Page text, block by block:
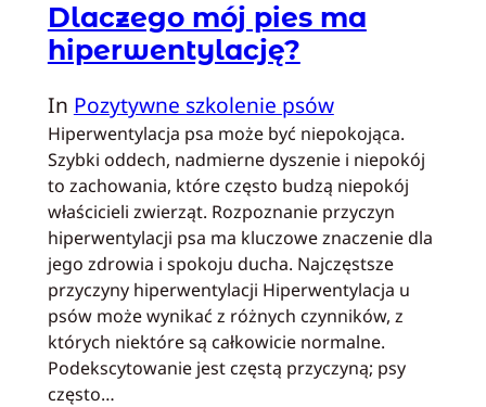
Dlaczego mój pies ma
hiperwentylację?
In Pozytywne szkolenie psów
Hiperwentylacja psa może być niepokojąca.
Szybki oddech, nadmierne dyszenie i niepokój
to zachowania, które często budzą niepokój
właścicieli zwierząt. Rozpoznanie przyczyn
hiperwentylacji psa ma kluczowe znaczenie dla
jego zdrowia i spokoju ducha. Najczęstsze
przyczyny hiperwentylacji Hiperwentylacja u
psów może wynikać z różnych czynników, z
których niektóre są całkowicie normalne.
Podekscytowanie jest częstą przyczyną; psy
często…